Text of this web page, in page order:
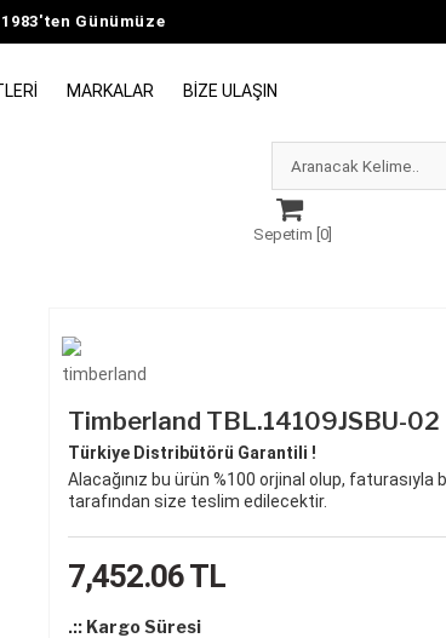
Günümüze
MARKALAR BIZE ULAŞIN
Sepetim [ 0]
Timberland TBL.14109JSBU-
Türkiye Distribütörü Garantili !
Alacağınız bu ürün %100 orjinal olup,
tarafından size teslim edilecektir.
7,452.06TL
.:: Kargo Süresi